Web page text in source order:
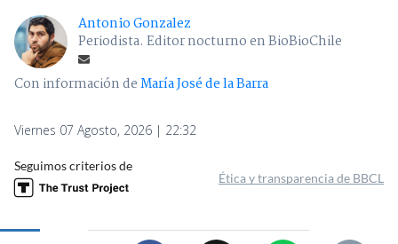
Antonio Gonzalez
Periodista. Editor nocturno en BioBioChile
Con información deMaría José de la Barra
Viernes 07 Agosto, 2026 | 22:32
Seguimos criterios de
Ética y transparencia de BBCL